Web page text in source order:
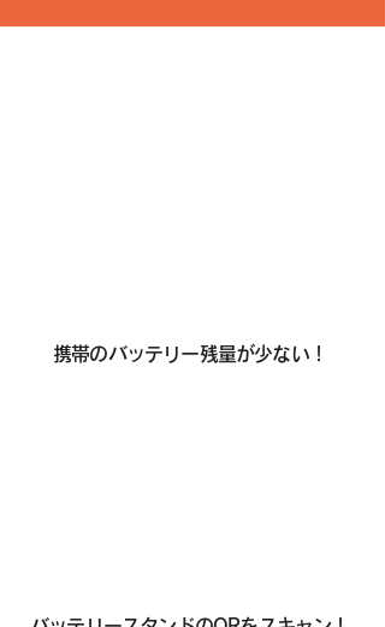
携帯のバッテリー残量が少ない！